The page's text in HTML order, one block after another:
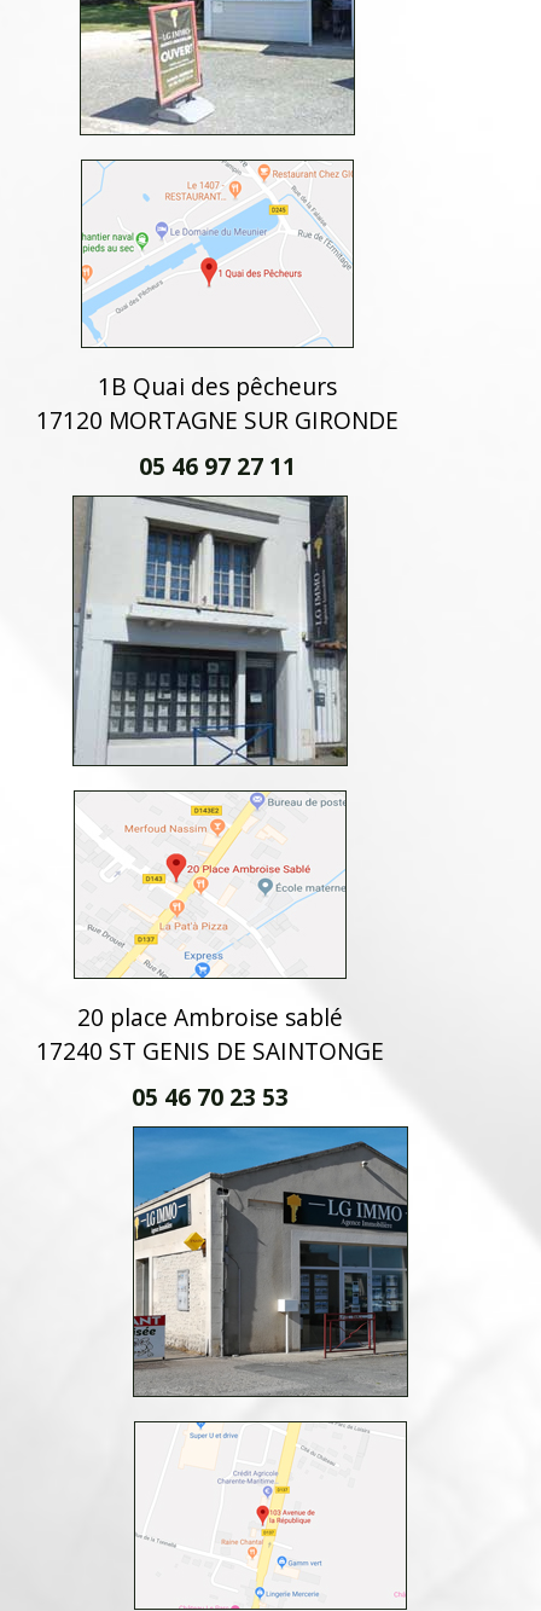
1B Quai des pêcheurs
17120 MORTAGNE SUR GIRONDE
05 46 97 27 11
20 place Ambroise sablé
17240 ST GENIS DE SAINTONGE
05 46 70 23 53